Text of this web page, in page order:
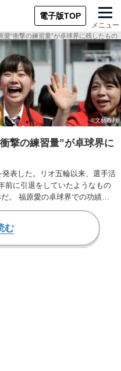
電子版TOP
メニュー
“衝撃の練習量”が卓球界に残したもの
撃の練習量”が卓球界に
表した。リオ五輪以来、選手活
前に引退をしていたようなもの
。 福原愛の卓球界での功績は
む